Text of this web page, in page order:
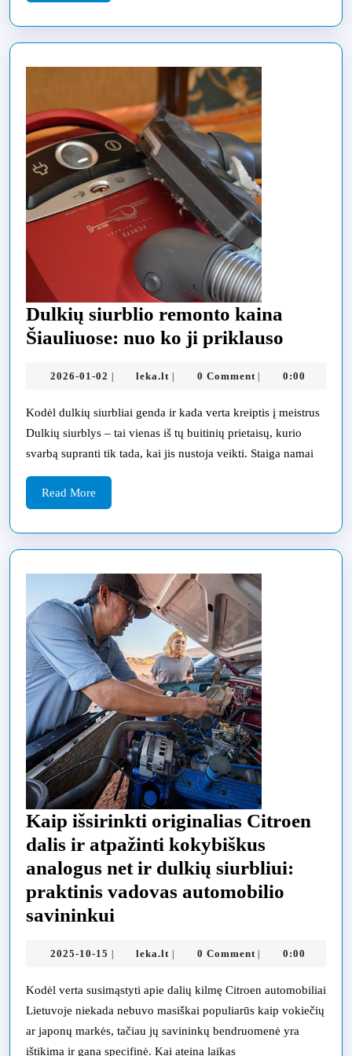
vizito
Dulkių siurblio remonto kaina
Šiauliuose: nuo ko ji priklauso
kaina
nuo
2026-01-02 2026-
| leka.lt leka.lt
| 0 Comment | 0:00
Kodėl dulkių siurbliai genda ir kada verta kreiptis į meistrus
Dulkių siurblys – tai vienas iš tų buitinių prietaisų, kurio
svarbą supranti tik tada, kai jis nustoja veikti. Staiga namai
Read More
More
Kaip išsirinkti originalias Citroen
dalis ir atpažinti kokybiškus
analogus net ir dulkių siurbliui:
praktinis vadovas automobilio
savininkui
originalias
Citroen
dalis
ir
2025-10-15 2025-
| leka.lt leka.lt
| 0 Comment | 0:00
Kodėl verta susimąstyti apie dalių kilmę Citroen automobiliai
Lietuvoje niekada nebuvo masiškai populiarūs kaip vokiečių
ar japonų markės, tačiau jų savininkų bendruomenė yra
ištikima ir gana specifinė. Kai ateina laikas